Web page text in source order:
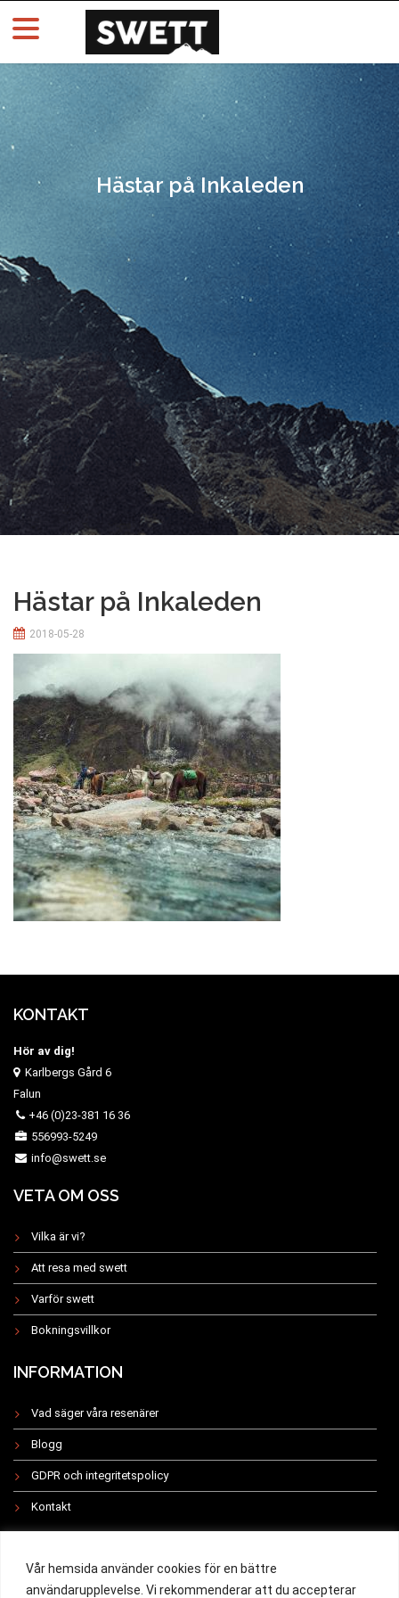
Vår hemsida använder cookies för en bättre
användarupplevelse. Vi rekommenderar att du accepterar
Hästar på Inkaleden
Hästar på Inkaleden
2018-05-28
KONTAKT
Hör av dig!
Karlbergs Gård 6
Falun
+46 (0)23-381 16 36
556993-5249
info@swett.se
VETA OM OSS
Vilka är vi?
Att resa med swett
Varför swett
Bokningsvillkor
INFORMATION
Vad säger våra resenärer
Blogg
GDPR och integritetspolicy
Kontakt